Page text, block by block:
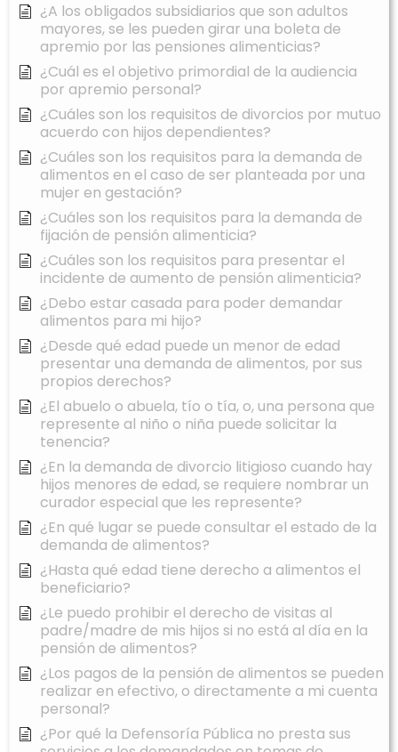
¿A los obligados subsidiarios que son adultos
mayores, se les pueden girar una boleta de
apremio por las pensiones alimenticias?
¿Cuál es el objetivo primordial de la audiencia
por apremio personal?
¿Cuáles son los requisitos de divorcios por mutuo
acuerdo con hijos dependientes?
¿Cuáles son los requisitos para la demanda de
alimentos en el caso de ser planteada por una
mujer en gestación?
¿Cuáles son los requisitos para la demanda de
fijación de pensión alimenticia?
¿Cuáles son los requisitos para presentar el
incidente de aumento de pensión alimenticia?
¿Debo estar casada para poder demandar
alimentos para mi hijo?
¿Desde qué edad puede un menor de edad
presentar una demanda de alimentos, por sus
propios derechos?
¿El abuelo o abuela, tío o tía, o, una persona que
represente al niño o niña puede solicitar la
tenencia?
¿En la demanda de divorcio litigioso cuando hay
hijos menores de edad, se requiere nombrar un
curador especial que les represente?
¿En qué lugar se puede consultar el estado de la
demanda de alimentos?
¿Hasta qué edad tiene derecho a alimentos el
beneficiario?
¿Le puedo prohibir el derecho de visitas al
padre/madre de mis hijos si no está al día en la
pensión de alimentos?
¿Los pagos de la pensión de alimentos se pueden
realizar en efectivo, o directamente a mi cuenta
personal?
¿Por qué la Defensoría Pública no presta sus